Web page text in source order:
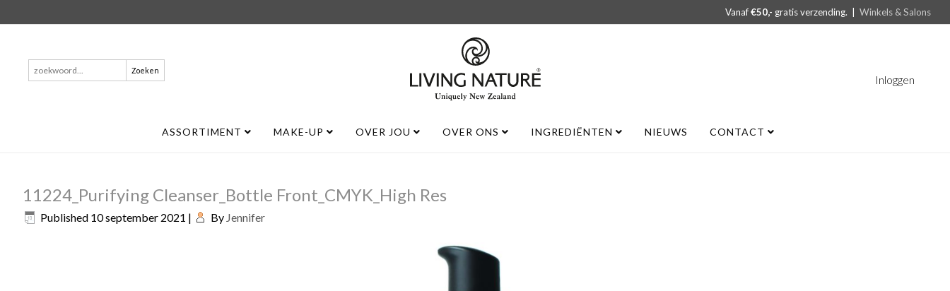
Vanaf€50,- gratis verzending. |Winkels & Salons
Inloggen
Zoeken
naar:
ASSORTIMENT MAKE-UP OVER JOU OVER ONS INGREDIËNTEN NIEUWS CONTACT
11224_Purifying Cleanser_Bottle Front_CMYK_High Res
Published 10 september 2021 | By Jennifer